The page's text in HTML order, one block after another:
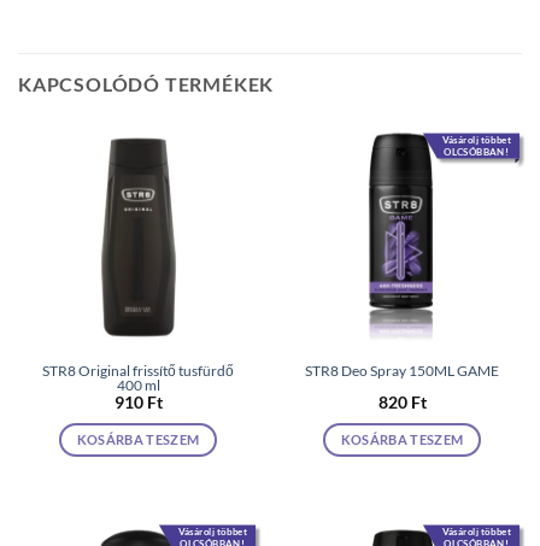
KAPCSOLÓDÓ TERMÉKEK
STR8 Original frissítő tusfürdő
400 ml
910 Ft
KOSÁRBA TESZEM
Vásárolj többet
OLCSÓBBAN!
STR8 Deo Spray 150ML GAME
820 Ft
KOSÁRBA TESZEM
Vásárolj többet
OLCSÓBBAN!
Vásárolj többet
OLCSÓBBAN!